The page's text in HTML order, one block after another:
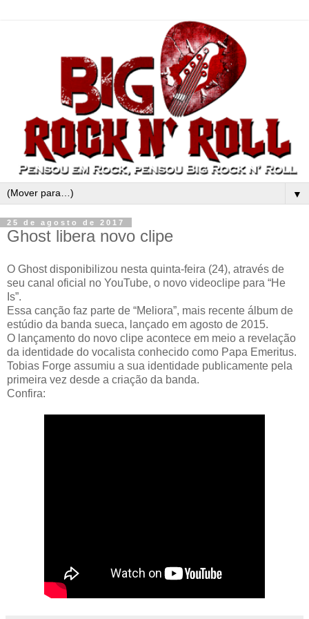
▼
25 de agosto de 2017
Ghost libera novo clipe
O Ghost disponibilizou nesta quinta-feira (24), através de
seu canal oficial no YouTube, o novo videoclipe para “He
Is”.
Essa canção faz parte de “Meliora”, mais recente álbum de
estúdio da banda sueca, lançado em agosto de 2015.
O lançamento do novo clipe acontece em meio a revelação
da identidade do vocalista conhecido como Papa Emeritus.
Tobias Forge assumiu a sua identidade publicamente pela
primeira vez desde a criação da banda.
Confira: